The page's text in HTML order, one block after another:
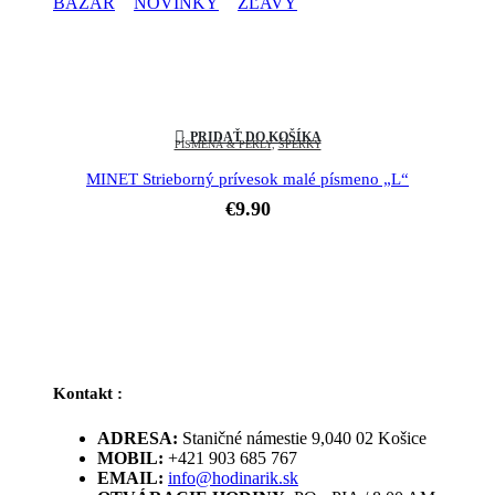
PRIDAŤ DO KOŠÍKA
PÍSMENÁ & PERLY,ŠPERKY
MINET Strieborný prívesok malé písmeno „L“
€9.90
Kontakt :
ADRESA: Staničné námestie 9,040 02 Košice
MOBIL: +421 903 685 767
EMAIL: info@hodinarik.sk